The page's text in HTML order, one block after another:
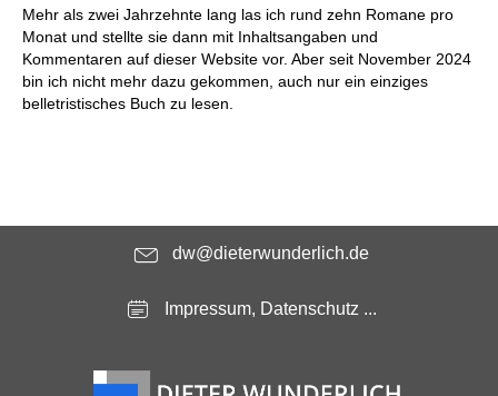
Mehr als zwei Jahrzehnte lang las ich rund zehn Romane pro
Monat und stellte sie dann mit Inhaltsangaben und
Kommentaren auf dieser Website vor. Aber seit November 2024
bin ich nicht mehr dazu gekommen, auch nur ein einziges
belletristisches Buch zu lesen.
dw@dieterwunderlich.de
Impressum, Datenschutz ...